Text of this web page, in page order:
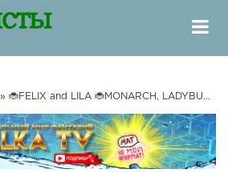
» 🐞FELIX and LILA 🐞MONARCH, LADYBUG AND CAT NOIR / ЛЕДИ БАГ И СУПЕР КОТ 5 СЕЗОН